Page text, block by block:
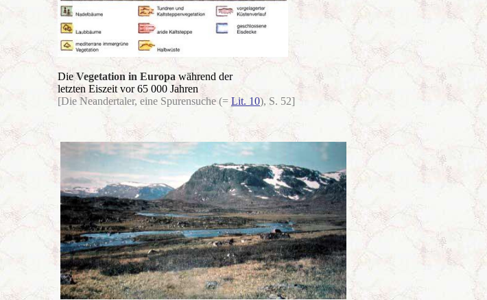
DieVegetation in Europa während der
letzten Eiszeit vor 65 000 Jahren
[Die Neandertaler, eine Spurensuche (= Lit. 10), S. 52]